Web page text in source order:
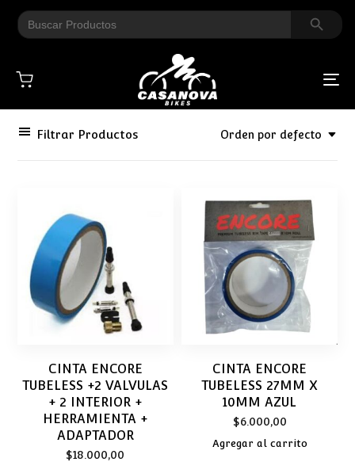
Search
for:
Search Button
Filtrar Productos Orden por defecto
CINTA ENCORE
TUBELESS +2 VALVULAS
+ 2 INTERIOR +
HERRAMIENTA +
ADAPTADOR
$18.000,00
CINTA ENCORE
TUBELESS 27MM X
10MM AZUL
$6.000,00
Agregar al carrito